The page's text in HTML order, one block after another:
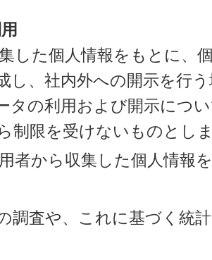
した個人情報をもとに、
し、社内外への開示を行
タの利用および開示につ
制限を受けないものとし
者から収集した個人情報
調査や、これに基づく統